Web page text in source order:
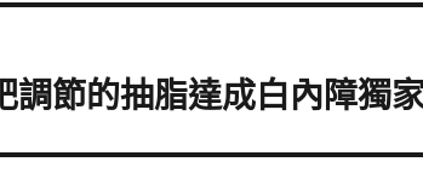
調節的抽脂達成白內障獨